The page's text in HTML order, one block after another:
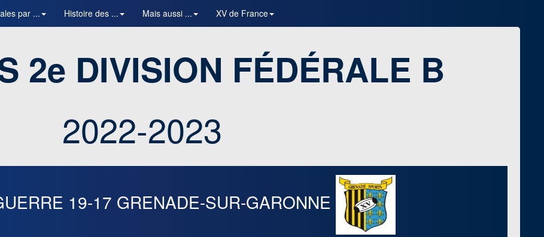
par ... Histoire des ... Mais aussi ... XV de France
2e DIVISION FÉDÉRALE B
2022-2023
19-17 GRENADE-SUR-GARONNE